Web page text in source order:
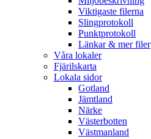
Viktigaste filerna
Slingprotokoll
Punktprotokoll
Länkar & mer filer
Våra lokaler
Fjärilskarta
Lokala sidor
Gotland
Jämtland
Närke
Västerbotten
Västmanland